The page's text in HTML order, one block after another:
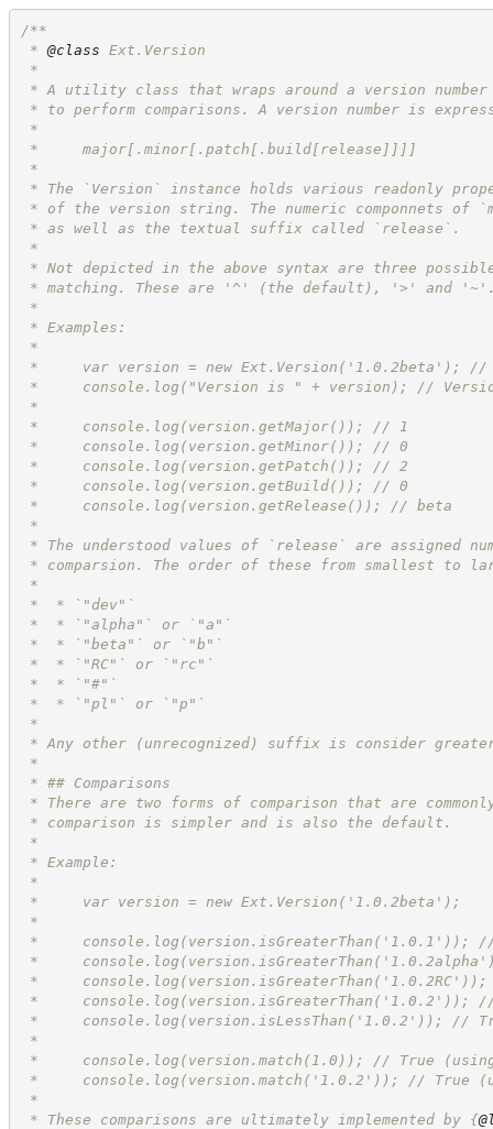
/**
* @class Ext.Version
*
* A utility class that wraps around a version
* to perform comparisons. A version number is
*
*     major[.minor[.patch[.build[release]]]]
*
* The `Version` instance holds various readonly
* of the version string. The numeric componnets
* as well as the textual suffix called `release`.
*
* Not depicted in the above syntax are three
* matching. These are '^' (the default), '>' and '~'.
*
* Examples:
*
*     var version = new Ext.Version('1.0.2beta'); //
*     console.log("Version is " + version); //
*
*     console.log(version.getMajor()); // 1
*     console.log(version.getMinor()); // 0
*     console.log(version.getPatch()); // 2
*     console.log(version.getBuild()); // 0
*     console.log(version.getRelease()); // beta
*
* The understood values of `release` are assigned
* comparsion. The order of these from smallest to
*
*  * `"dev"`
*  * `"alpha"` or `"a"`
*  * `"beta"` or `"b"`
*  * `"RC"` or `"rc"`
*  * `"#"`
*  * `"pl"` or `"p"`
*
* Any other (unrecognized) suffix is consider
*
* ## Comparisons
* There are two forms of comparison that are
* comparison is simpler and is also the default.
*
* Example:
*
*     var version = new Ext.Version('1.0.2beta');
*
*     console.log(version.isGreaterThan('1.0.1')); //
*
*     console.log(version.isGreaterThan('1.0.2RC'));
*     console.log(version.isGreaterThan('1.0.2'));
*     console.log(version.isLessThan('1.0.2')); //
*
*     console.log(version.match(1.0)); // True (using
*     console.log(version.match('1.0.2')); // True
*
* These comparisons are ultimately implemented by {